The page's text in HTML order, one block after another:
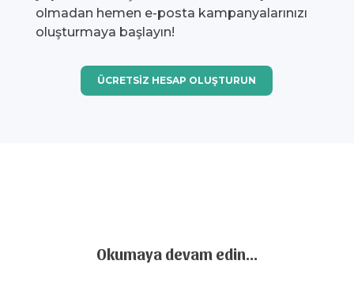
olmadan hemen e-posta kampanyalarınızı
oluşturmaya başlayın!
ÜCRETSİZ HESAP OLUŞTURUN
Okumaya devam edin…